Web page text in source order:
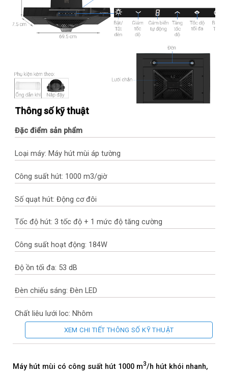
Thông số kỹ thuật
Đặc điểm sản phẩm
Loại máy: Máy hút mùi áp tường
Công suất hút: 1000 m3/giờ
Số quạt hút: Động cơ đôi
Tốc độ hút: 3 tốc độ + 1 mức độ tăng cường
Công suất hoạt động: 184W
Độ ồn tối đa: 53 dB
Đèn chiếu sáng: Đèn LED
Chất liệu lưới lọc: Nhôm
Bảng điều khiển: Cảm ứng
XEM CHI TIẾT THÔNG SỐ KỸ THUẬT
Máy hút mùi có công suất hút 1000 m3/h hút khói nhanh,